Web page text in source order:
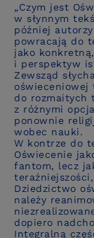
„Czym jest
w słynnym
później
powracają do
jako
i perspektyw
Zewsząd
oświeceniowej
do rozmaitych
z różnymi
ponownie
wobec nauki.
W kontrze do
Oświecenie
fantom, lecz
Dziedzictwo
należy
dopiero
Integralną